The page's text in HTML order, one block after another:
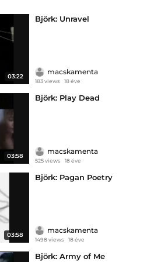
03:22
Björk: Unravel
macskamenta
183 views 18 éve
03:58
Björk: Play Dead
macskamenta
525 views 18 éve
03:58
Björk: Pagan Poetry
macskamenta
1498 views 18 éve
Björk: Army of Me